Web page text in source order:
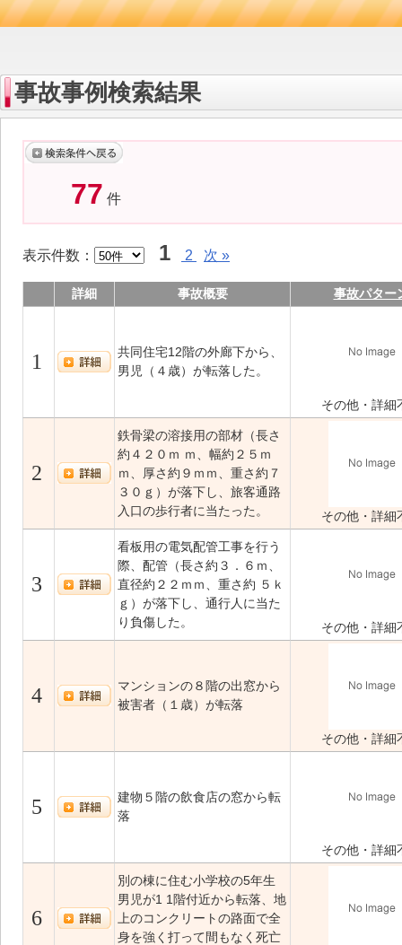
事故事例検索結果
77 件
表示件数： 1 2 次 »
詳細 事故概要 事故パター
1
共同住宅12階の外廊下から、
男児（４歳）が転落した。
その他・詳細
2
鉄骨梁の溶接用の部材（長さ
約４２０ｍ ｍ、幅約２５ｍ
ｍ、厚さ約９ｍｍ、重さ約７
３０ｇ）が落下し、旅客通路
入口の歩行者に当たった。
その他・詳細
3
看板用の電気配管工事を行う
際、配管（長さ約３．６ｍ、
直径約２２ｍｍ、重さ約 ５ｋ
ｇ）が落下し、通行人に当た
り負傷した。
その他・詳細
4
マンションの８階の出窓から
被害者（１歳）が転落
その他・詳細
5
建物５階の飲食店の窓から転
落
その他・詳細
6
別の棟に住む小学校の5年生
男児が1 1階付近から転落、地
上のコンクリートの路面で全
身を強く打って間もなく死亡